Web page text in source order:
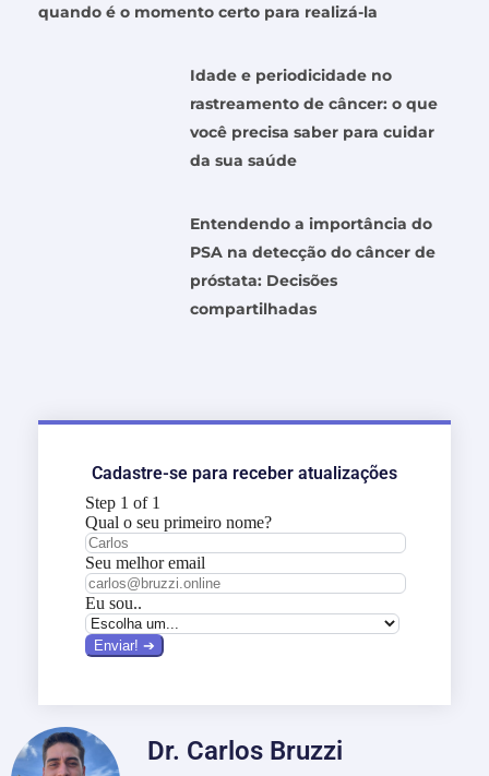
quando é o momento certo para realizá-la
Idade e periodicidade no
rastreamento de câncer: o que
você precisa saber para cuidar
da sua saúde
Entendendo a importância do
PSA na detecção do câncer de
próstata: Decisões
compartilhadas
Cadastre-se para receber atualizações
Dr. Carlos Bruzzi